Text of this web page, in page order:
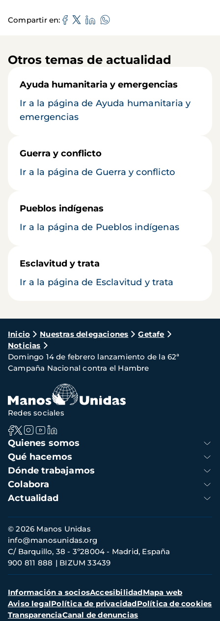
Compartir en
Otros temas de actualidad
Ayuda humanitaria y emergencias
Ir a la página de Ayuda humanitaria y
emergencias
Guerra y conflicto
Ir a la página de Guerra y conflicto
Pueblos indígenas
Ir a la página de Pueblos indígenas
Esclavitud y trata
Ir a la página de Esclavitud y trata
Ruta
de
navegación
Inicio Nuestras delegaciones
Getafe
Noticias
Domingo 14 de febrero lanzamiento de la 62ª
Campaña Nacional contra el Hambre
Navegación
principal
Quienes somos
Qué hacemos
Dónde trabajamos
Colabora
Actualidad
Redes sociales
Información
de
contacto
© 2026 Manos Unidas
C/ Barquillo, 38 - 3º28004 - Madrid, España
900 811 888
BIZUM 33439
info@manosunidas.org
Menú
secundario
Información a sociosAccesibilidadMapa web
Aviso legalPolítica de privacidadPolítica de cookies
TransparenciaCanal de denuncias